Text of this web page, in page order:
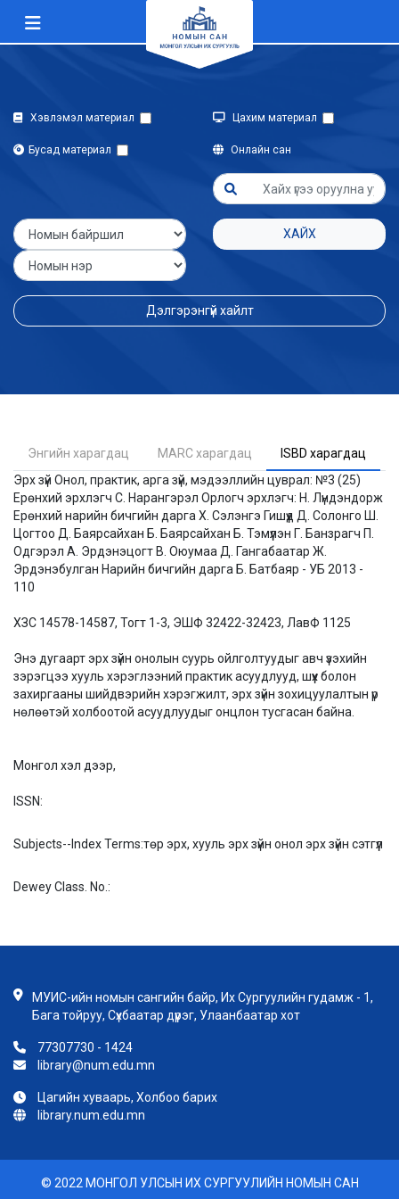
Хэвлэмэл материал Цахим материал
Бусад материал Онлайн сан
ХАЙХ
Дэлгэрэнгүй хайлт
Энгийн харагдац MARC харагдац
ISBD харагдац
Эрх зүй Онол, практик, арга зүй, мэдээллийн цуврал: №3 (25)
Ерөнхий эрхлэгч С. Нарангэрэл Орлогч эрхлэгч: Н. Лүндэндорж
Ерөнхий нарийн бичгийн дарга Х. Сэлэнгэ Гишүүд Д. Солонго Ш.
Цогтоо Д. Баярсайхан Б. Баярсайхан Б. Тэмүүлэн Г. Банзрагч П.
Одгэрэл А. Эрдэнэцогт В. Оюумаа Д. Гангабаатар Ж.
Эрдэнэбулган Нарийн бичгийн дарга Б. Батбаяр - УБ 2013 -
110
ХЗС 14578-14587, Тогт 1-3, ЭШФ 32422-32423, ЛавФ 1125
Энэ дугаарт эрх зүйн онолын суурь ойлголтуудыг авч үзэхийн
зэрэгцээ хууль хэрэглээний практик асуудлууд, шүүх болон
захиргааны шийдвэрийн хэрэгжилт, эрх зүйн зохицуулалтын үр
нөлөөтэй холбоотой асуудлуудыг онцлон тусгасан байна.
Монгол хэл дээр,
ISSN:
Subjects--Index Terms:төр эрх, хууль эрх зүйн онол эрх зүйн сэтгүүл
Dewey Class. No.:
МУИС-ийн номын сангийн байр, Их Сургуулийн гудамж - 1,
Бага тойруу, Сүхбаатар дүүрэг, Улаанбаатар хот
77307730 - 1424
library@num.edu.mn
Цагийн хуваарь, Холбоо барих
library.num.edu.mn
© 2022 МОНГОЛ УЛСЫН ИХ СУРГУУЛИЙН НОМЫН САН